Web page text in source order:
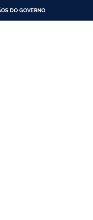
DO GOVERNO